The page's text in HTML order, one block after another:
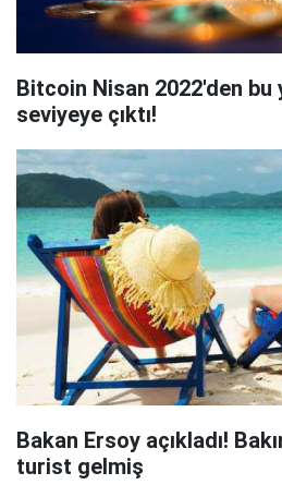
Bitcoin Nisan 2022'den bu
seviyeye çıktı!
Bakan Ersoy açıkladı!
turist gelmiş